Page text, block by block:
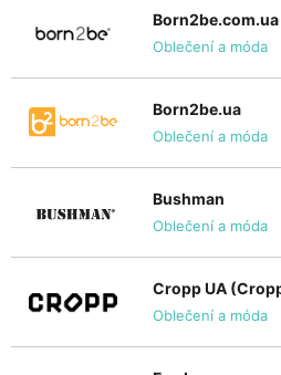
Born2be.com.ua
Oblečení a móda
Born2be.ua
Oblečení a móda
Bushman
Oblečení a móda
Cropp UA
Oblečení a móda